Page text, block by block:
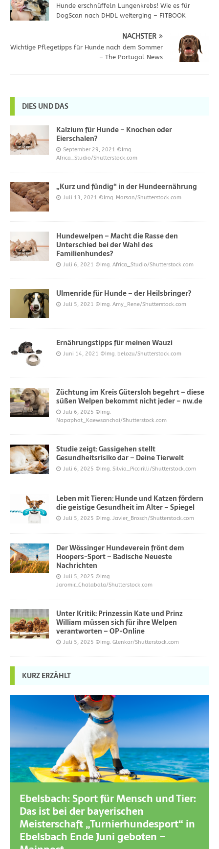
Hunde erschnüffeln Lungenkrebs! Wie es für
DogScan nach DHDL weiterging – FITBOOK
NÄCHSTER
Wichtige Pflegetipps für Hunde nach dem Sommer
– The Portugal News
DIES UND DAS
Kalzium für Hunde – Knochen oder
Eierschalen?
September 29, 2021 ©Img.
Africa_Studio/Shutterstock.com
„Kurz und fündig“ in der Hundeernährung
Juli 13, 2021 ©Img. Marsan/Shutterstock.com
Hundewelpen – Macht die Rasse den
Unterschied bei der Wahl des
Familienhundes?
Juli 6, 2021 ©Img. Africa_Studio/Shutterstock.com
Ulmenride für Hunde – der Heilsbringer?
Juli 5, 2021 ©Img. Amy_Rene/Shutterstock.com
Ernährungstipps für meinen Wauzi
Juni 14, 2021 ©Img. belozu/Shutterstock.com
Züchtung im Kreis Gütersloh begehrt – diese
süßen Welpen bekommt nicht jeder – nw.de
Juli 6, 2025 ©Img.
Napaphat_Kaewsanchai/Shutterstock.com
Studie zeigt: Gassigehen stellt
Gesundheitsrisiko dar – Deine Tierwelt
Juli 6, 2025 ©Img. Silvia_Piccirilli/Shutterstock.com
Leben mit Tieren: Hunde und Katzen fördern
die geistige Gesundheit im Alter – Spiegel
Juli 5, 2025 ©Img. Javier_Brosch/Shutterstock.com
Der Wössinger Hundeverein frönt dem
Hoopers-Sport – Badische Neueste
Nachrichten
Juli 5, 2025 ©Img.
Jaromir_Chalabala/Shutterstock.com
Unter Kritik: Prinzessin Kate und Prinz
William müssen sich für ihre Welpen
verantworten – OP-Online
Juli 5, 2025 ©Img. Glenkar/Shutterstock.com
KURZ ERZÄHLT
Ebelsbach: Sport für Mensch und Tier:
Das ist bei der bayerischen
Meisterschaft „Turnierhundesport“ in
Ebelsbach Ende Juni geboten –